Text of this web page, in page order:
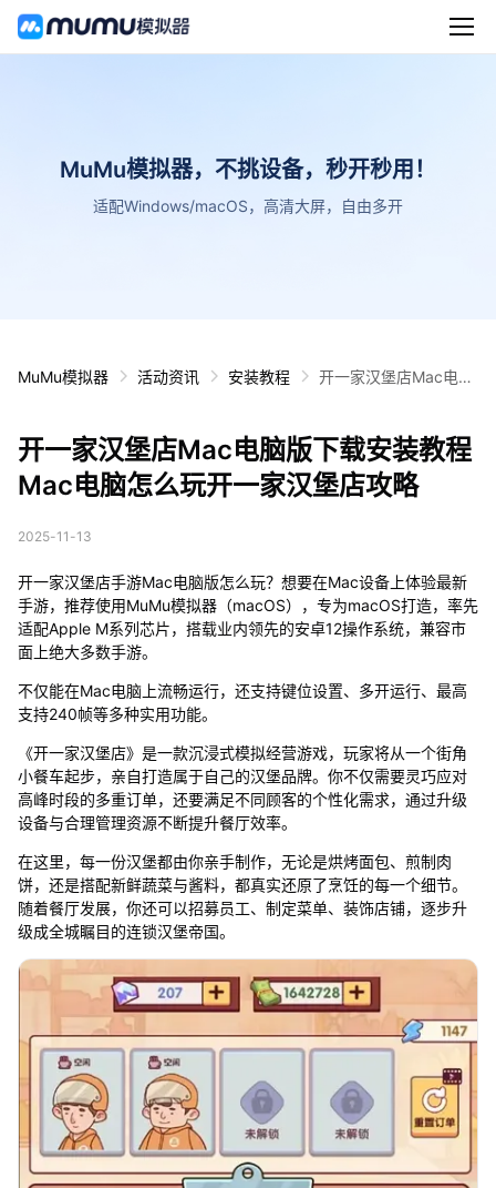
MuMu模拟器，不挑设备，秒开秒用！
适配Windows/macOS，高清大屏，自由多开
MuMu模拟器 活动资讯 安装教程
开一家汉堡店Mac电脑
攻略
开一家汉堡店Mac电脑版下载安装教程
Mac电脑怎么玩开一家汉堡店攻略
2025-11-13
开一家汉堡店手游Mac电脑版怎么玩？想要在Mac设备上体验最新
手游，推荐使用MuMu模拟器（macOS），专为macOS打造，率先
适配Apple M系列芯片，搭载业内领先的安卓12操作系统，兼容市
面上绝大多数手游。
不仅能在Mac电脑上流畅运行，还支持键位设置、多开运行、最高
支持240帧等多种实用功能。
《开一家汉堡店》是一款沉浸式模拟经营游戏，玩家将从一个街角
小餐车起步，亲自打造属于自己的汉堡品牌。你不仅需要灵巧应对
高峰时段的多重订单，还要满足不同顾客的个性化需求，通过升级
设备与合理管理资源不断提升餐厅效率。
在这里，每一份汉堡都由你亲手制作，无论是烘烤面包、煎制肉
饼，还是搭配新鲜蔬菜与酱料，都真实还原了烹饪的每一个细节。
随着餐厅发展，你还可以招募员工、制定菜单、装饰店铺，逐步升
级成全城瞩目的连锁汉堡帝国。